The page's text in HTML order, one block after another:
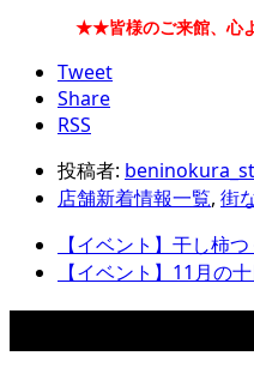
★★皆様のご来館、心
Tweet
Share
RSS
投稿者:
店舗新着情報一覧, 街
【イベント】干し柿つ
【イベント】11月の